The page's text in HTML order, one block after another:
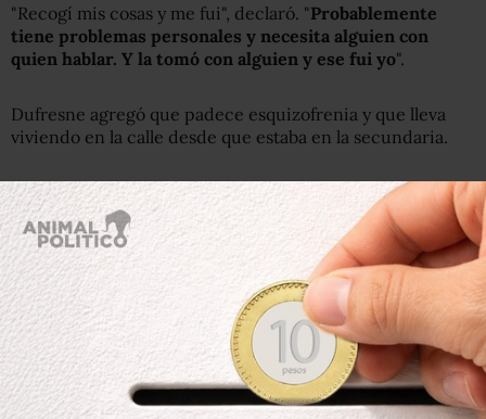
"Recogí mis cosas y me fui", declaró. "Probablemente
tiene problemas personales y necesita alguien con
quien hablar. Y la tomó con alguien y ese fui yo".
Dufresne agregó que padece esquizofrenia y que lleva
viviendo en la calle desde que estaba en la secundaria.
Desde que se conoció el incidente ha recibido apoyo en
el vecindario y en internet.